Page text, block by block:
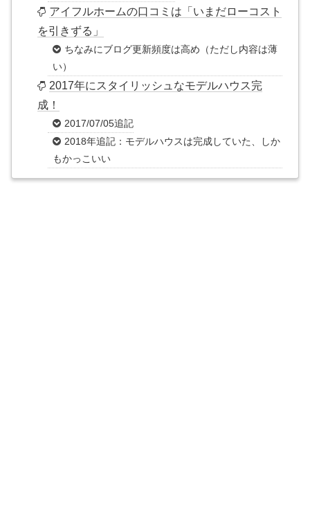
アイフルホームの口コミは「いまだローコスト
を引きずる」
ちなみにブログ更新頻度は高め（ただし内容は薄
い）
2017年にスタイリッシュなモデルハウス完
成！
2017/07/05追記
2018年追記：モデルハウスは完成していた、しか
もかっこいい